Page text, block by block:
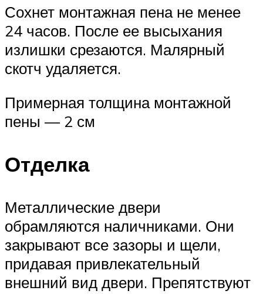
Сохнет монтажная пена не менее
24 часов. После ее высыхания
излишки срезаются. Малярный
скотч удаляется.
Примерная толщина монтажной
пены — 2 см
Отделка
Металлические двери
обрамляются наличниками. Они
закрывают все зазоры и щели,
придавая привлекательный
внешний вид двери. Препятствуют